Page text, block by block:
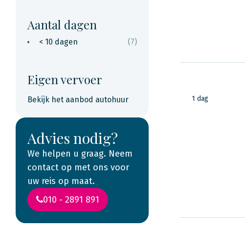
Aantal dagen
< 10 dagen (7)
Eigen vervoer
Bekijk het aanbod autohuur
Advies nodig?
We helpen u graag. Neem
contact op met ons voor
uw reis op maat.
010 - 2891 891
1 dag